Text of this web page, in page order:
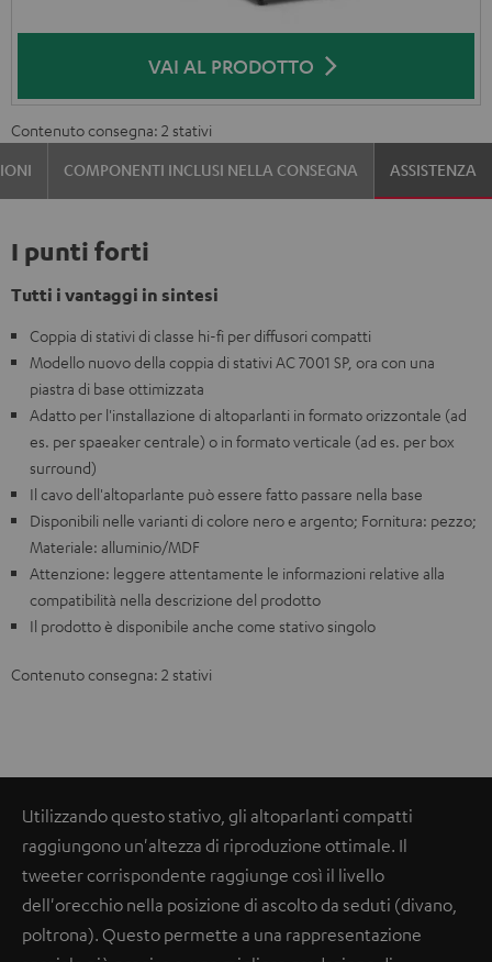
VAI AL PRODOTTO
Contenuto consegna: 2 stativi
COMPONENTI INCLUSI NELLA CONSEGNA ASSISTENZA
I punti forti
Tutti i vantaggi in sintesi
Coppia di stativi di classe hi-fi per diffusori compatti
Modello nuovo della coppia di stativi AC 7001 SP, ora con una
piastra di base ottimizzata
Adatto per l'installazione di altoparlanti in formato orizzontale (ad
es. per spaeaker centrale) o in formato verticale (ad es. per box
surround)
Il cavo dell'altoparlante può essere fatto passare nella base
Disponibili nelle varianti di colore nero e argento; Fornitura: pezzo;
Materiale: alluminio/MDF
Attenzione: leggere attentamente le informazioni relative alla
compatibilità nella descrizione del prodotto
Il prodotto è disponibile anche come stativo singolo
Contenuto consegna: 2 stativi
Utilizzando questo stativo, gli altoparlanti compatti
raggiungono un'altezza di riproduzione ottimale. Il
tweeter corrispondente raggiunge così il livello
dell'orecchio nella posizione di ascolto da seduti (divano,
poltrona). Questo permette a una rappresentazione